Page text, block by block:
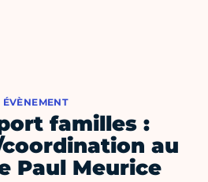
ÉVÈNEMENT
familles :
au
Paul Meurice